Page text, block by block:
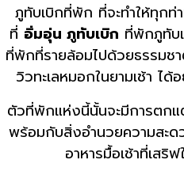
ภูทับเบิกที่พัก ที่จะทำให้ทุกท่
ที่ อิ่มอุ่น ภูทับเบิก ที่พักภูทับ
ที่พักที่รายล้อมไปด้วยธรรมช
วิวทะเลหมอกในยามเช้า ไ
ตัวที่พักแห่งนี้นั้นจะมีการตกแ
พร้อมกับสิ่งอำนวยความสะด
อาหารมื้อเช้าที่เสริ